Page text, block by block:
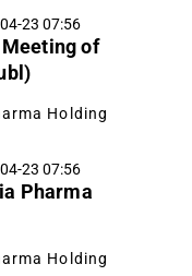
23 07:56
of
Holding
23 07:56
Pharma
Holding